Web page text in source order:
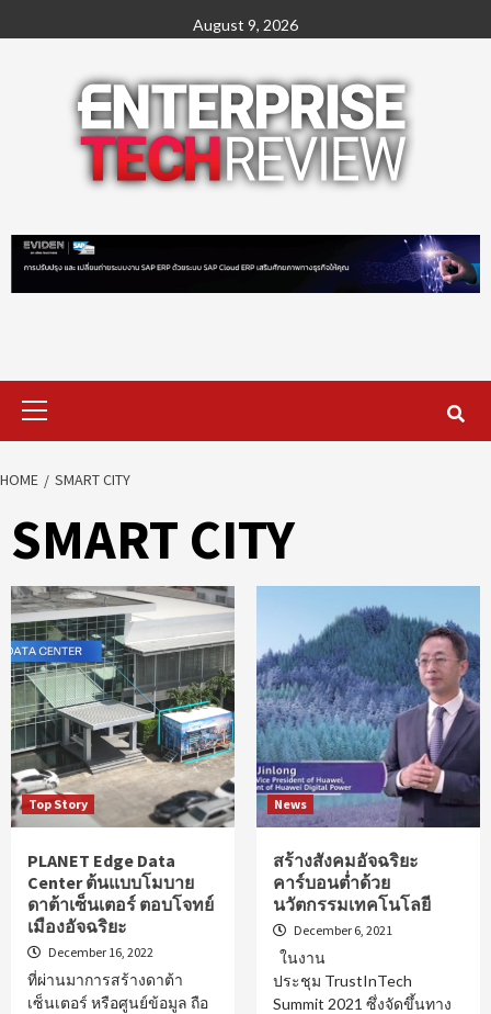
to
August 9, 2026
Primary
Menu
HOME SMART CITY
SMART CITY
Top Story
PLANET Edge Data
Center ต้นแบบโมบาย
ดาต้าเซ็นเตอร์ ตอบโจทย์
เมืองอัจฉริยะ
December 16, 2022
ที่ผ่านมาการสร้างดาต้า
เซ็นเตอร์ หรือศูนย์ข้อมูล ถือ
News
สร้างสังคมอัจฉริยะ
คาร์บอนต่ำด้วย
นวัตกรรมเทคโนโลยี
December 6, 2021
ในงาน
ประชุม TrustInTech
Summit 2021 ซึ่งจัดขึ้นทาง